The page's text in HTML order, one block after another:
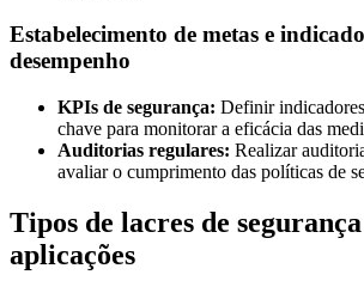
Estabelecimento de metas e
desempenho
KPIs de segurança: Definir
chave para monitorar a eficácia das
Auditorias regulares: Realizar
avaliar o cumprimento das políticas de
Tipos de lacres de segurança
aplicações